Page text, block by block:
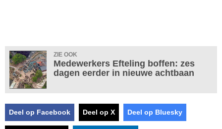
ZIE OOK
Medewerkers Efteling boffen: zes
dagen eerder in nieuwe achtbaan
Deel op Facebook Deel op X Deel op Bluesky